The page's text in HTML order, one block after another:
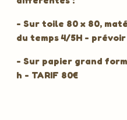
- Sur toile 80 x 80,
du temps 4/5H - prévoir
- Sur papier grand
h - TARIF 80€